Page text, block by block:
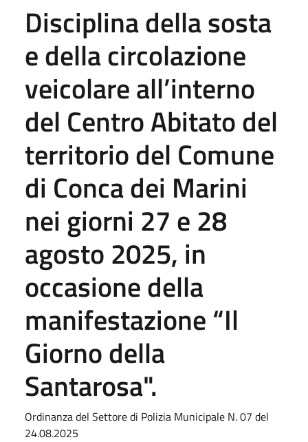
Disciplina della sosta
e della circolazione
veicolare all’interno
del Centro Abitato del
territorio del Comune
di Conca dei Marini
nei giorni 27 e 28
agosto 2025, in
occasione della
manifestazione “Il
Giorno della
Santarosa".
Ordinanza del Settore di Polizia Municipale N. 07 del
24.08.2025